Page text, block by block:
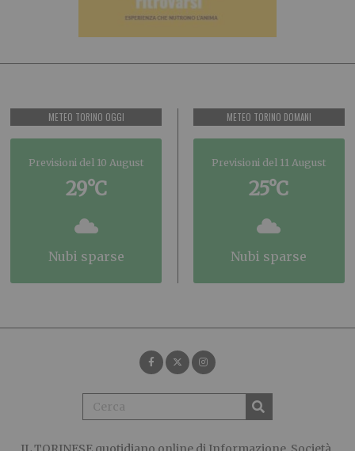
METEO TORINO OGGI
Previsioni del 10 August
29°C
nubi sparse
METEO TORINO DOMANI
Previsioni del 11 August
25°C
nubi sparse